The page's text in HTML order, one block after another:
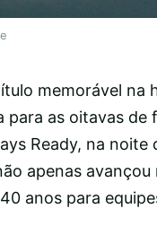
memorável
para as oitavas
Ready, na
apenas
anos para